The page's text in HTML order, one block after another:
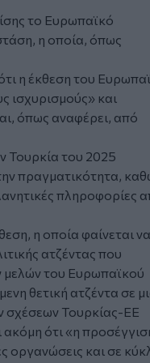
το Ευρωπαϊκό
η οποία, όπως
η έκθεση του
ισχυρισμούς» και
όπως αναφέρει, από
Τουρκία του 2025
πραγματικότητα,
πληροφορίες
η οποία φαίνεται να
ατζέντας που
μελών του Ευρωπαϊκού
θετική ατζέντα σε
σχέσεων Τουρκίας-ΕΕ
ότι «η
οργανώσεις και σε